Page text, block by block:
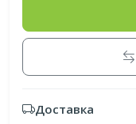
Доставка